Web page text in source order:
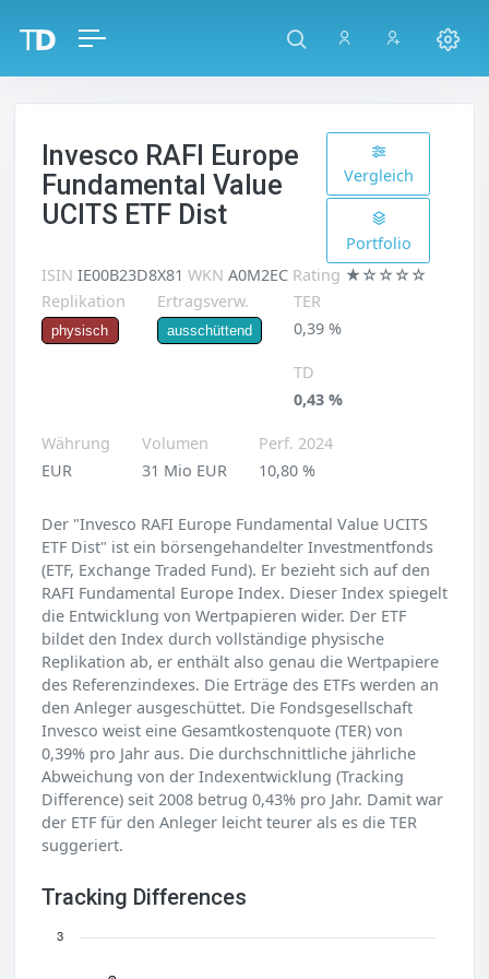
Invesco RAFI Europe
Fundamental Value
UCITS ETF Dist
Vergleich
Portfolio
ISIN IE00B23D8X81 WKN A0M2EC Rating ★☆☆☆☆
Replikation
physisch
Ertragsverw.
ausschüttend
TER
0,39 %
TD
0,43 %
Währung
EUR
Volumen
31 Mio EUR
Perf. 2024
10,80 %
Der "Invesco RAFI Europe Fundamental Value UCITS
ETF Dist" ist ein börsengehandelter Investmentfonds
(ETF, Exchange Traded Fund). Er bezieht sich auf den
RAFI Fundamental Europe Index. Dieser Index spiegelt
die Entwicklung von Wertpapieren wider. Der ETF
bildet den Index durch vollständige physische
Replikation ab, er enthält also genau die Wertpapiere
des Referenzindexes. Die Erträge des ETFs werden an
den Anleger ausgeschüttet. Die Fondsgesellschaft
Invesco weist eine Gesamtkostenquote (TER) von
0,39% pro Jahr aus. Die durchschnittliche jährliche
Abweichung von der Indexentwicklung (Tracking
Difference) seit 2008 betrug 0,43% pro Jahr. Damit war
der ETF für den Anleger leicht teurer als es die TER
suggeriert.
Tracking Differences
3